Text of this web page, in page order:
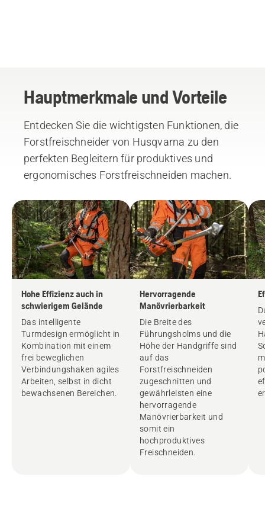
Hauptmerkmale und Vorteile
Entdecken Sie die wichtigsten Funktionen, die
Forstfreischneider von Husqvarna zu den
perfekten Begleitern für produktives und
ergonomisches Forstfreischneiden machen.
Hohe Effizienz auch in
schwierigem Gelände
Das intelligente
Turmdesign ermöglicht in
Kombination mit einem
frei beweglichen
Verbindungshaken agiles
Arbeiten, selbst in dicht
bewachsenen Bereichen.
Hervorragende
Manövrierbarkeit
Die Breite des
Führungsholms und die
Höhe der Handgriffe sind
auf das
Forstfreischneiden
zugeschnitten und
gewährleisten eine
hervorragende
Manövrierbarkeit und
somit ein
hochproduktives
Freischneiden.